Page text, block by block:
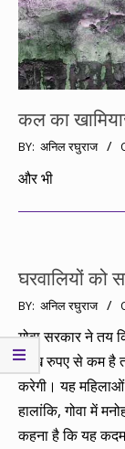
कल का
2016-
12-
BY: अनिल रघुराज
और भी
घरवालियों को
2012-
05-
15
BY: अनिल रघुराज
गोवा सरकार ने तय
लाख रुपए से कम है
करेगी। यह महिलाओं
हालांकि, गोवा में
कहना है कि यह कदम